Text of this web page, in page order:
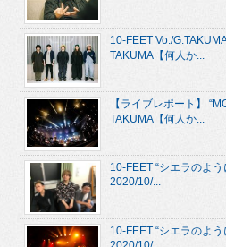
10-FEET Vo./
TAKUMA【何人か...
【ライブレポート】
TAKUMA【何人か...
10-FEET “シエラのよ
2020/10/...
10-FEET “シエラのよ